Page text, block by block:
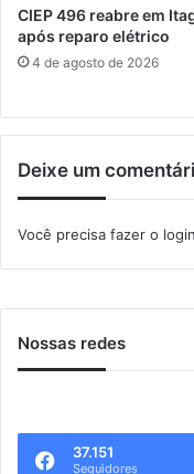
i
m
e
CIEP 496 reabre em
após reparo elétrico
4 de agosto de 2026
Deixe um
Você precisa fazer o login
Nossas redes
37.151
Seguidores